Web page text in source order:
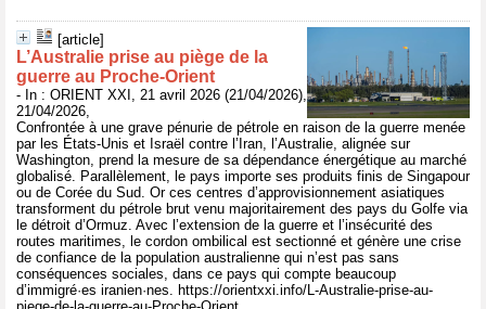
[article]
L’Australie prise au piège de la
guerre au Proche-Orient
- In : ORIENT XXI, 21 avril 2026 (21/04/2026),
21/04/2026,
Confrontée à une grave pénurie de pétrole en raison de la guerre menée
par les États-Unis et Israël contre l’Iran, l’Australie, alignée sur
Washington, prend la mesure de sa dépendance énergétique au marché
globalisé. Parallèlement, le pays importe ses produits finis de Singapour
ou de Corée du Sud. Or ces centres d’approvisionnement asiatiques
transforment du pétrole brut venu majoritairement des pays du Golfe via
le détroit d’Ormuz. Avec l’extension de la guerre et l’insécurité des
routes maritimes, le cordon ombilical est sectionné et génère une crise
de confiance de la population australienne qui n’est pas sans
conséquences sociales, dans ce pays qui compte beaucoup
d’immigré·es iranien·nes. https://orientxxi.info/L-Australie-prise-au-